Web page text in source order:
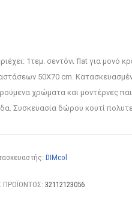
1τεμ. σεντόνι flat για μονό
50X70 cm.
χρώματα και μοντέρνες
Συσκευασία δώρου κουτί
DIMcol
ΠΡΟΪΟΝΤΟΣ: 32112123056